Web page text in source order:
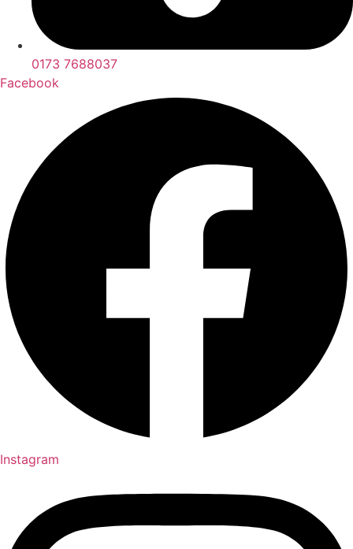
0173 7688037
Facebook
Instagram